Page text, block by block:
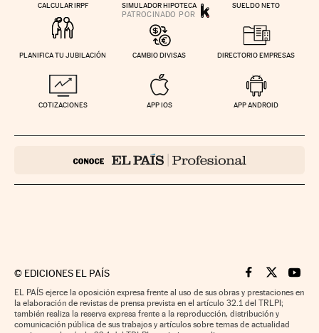
CALCULAR IRPF SIMULADOR HIPOTECA SUELDO NETO
PLANIFICA TU JUBILACIÓN CAMBIO DIVISAS DIRECTORIO EMPRESAS
COTIZACIONES APP IOS APP ANDROID
© EDICIONES EL PAÍS Cinco Días en
Cinco Días
Cinco
EL PAÍS ejerce la oposición expresa frente al uso de sus obras y prestaciones en
la elaboración de revistas de prensa prevista en el artículo 32.1 del TRLPI;
también realiza la reserva expresa frente a la reproducción, distribución y
comunicación pública de sus trabajos y artículos sobre temas de actualidad